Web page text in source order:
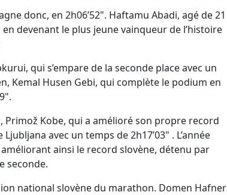
donc, en 2h06’52". Haftamu Abadi, agé de 21
devenant le plus jeune vainqueur de l’histoire
qui s’empare de la seconde place avec un
Kemal Husen Gebi, qui complète le podium en
Primož Kobe, qui a amélioré son propre record
avec un temps de 2h17’03" . L’année
ainsi le record slovène, détenu par
seconde.
national slovène du marathon. Domen Hafner